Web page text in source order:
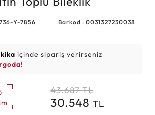
Y-7856 Barkod : 0031327230038
içinde sipariş verirseniz
43.687 TL
30.548TL